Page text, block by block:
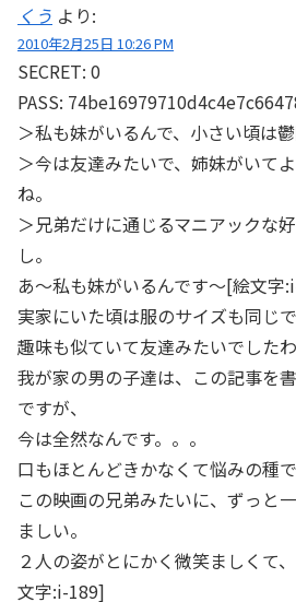
くう より:
2010年2月25日 10:26 PM
SECRET: 0
PASS:
＞私も妹がいるんで、小さい頃は鬱
＞今は友達みたいで、姉妹がいて
ね。
＞兄弟だけに通じるマニアックな
し。
あ～私も妹がいるんです～[絵文
実家にいた頃は服のサイズも同じで
趣味も似ていて友達みたいでした
我が家の男の子達は、この記事を
ですが、
今は全然なんです。。。
口もほとんどきかなくて悩みの種
この映画の兄弟みたいに、ずっと
ましい。
２人の姿がとにかく微笑ましくて
文字:i-189]